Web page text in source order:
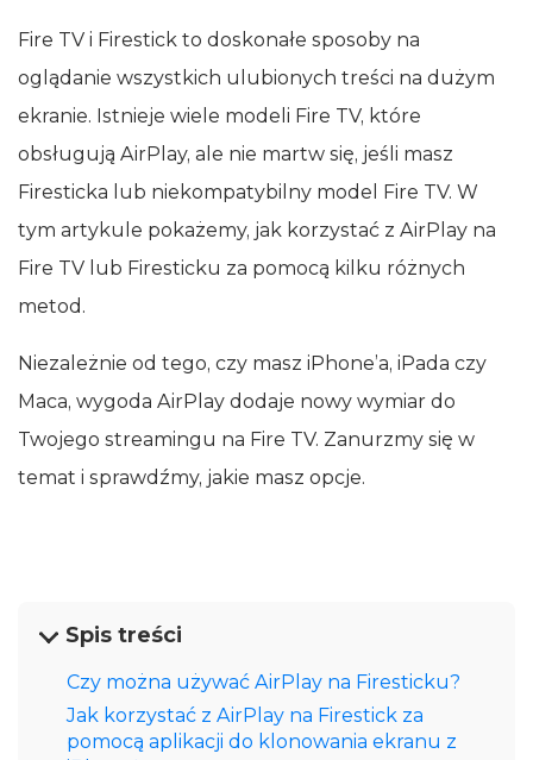
Fire TV i Firestick to doskonałe sposoby na
oglądanie wszystkich ulubionych treści na dużym
ekranie. Istnieje wiele modeli Fire TV, które
obsługują AirPlay, ale nie martw się, jeśli masz
Firesticka lub niekompatybilny model Fire TV. W
tym artykule pokażemy, jak korzystać z AirPlay na
Fire TV lub Firesticku za pomocą kilku różnych
metod.
Niezależnie od tego, czy masz iPhone’a, iPada czy
Maca, wygoda AirPlay dodaje nowy wymiar do
Twojego streamingu na Fire TV. Zanurzmy się w
temat i sprawdźmy, jakie masz opcje.
Spis treści
Czy można używać AirPlay na Firesticku?
Jak korzystać z AirPlay na Firestick za
pomocą aplikacji do klonowania ekranu z